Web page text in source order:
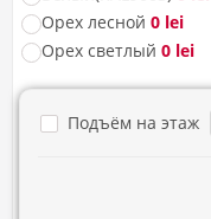
Орех лесной 0 lei
Орех светлый 0 lei
Подъём на этаж